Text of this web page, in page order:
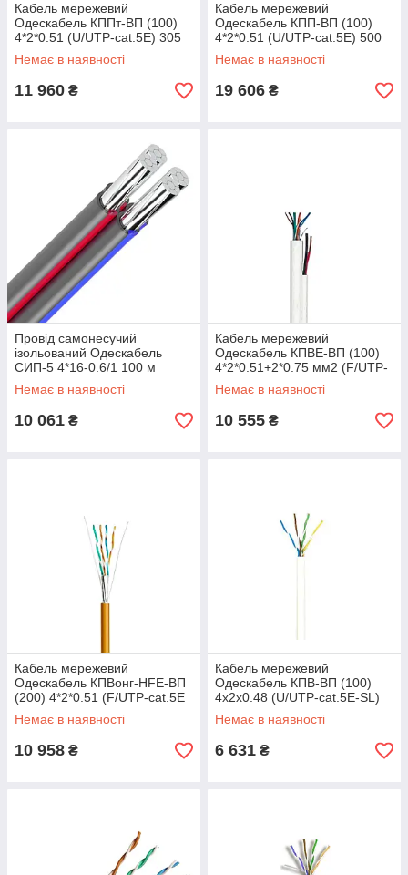
Кабель мережевий
Одескабель КППт-ВП (100)
4*2*0.51 (U/UTP-cat.5E) 305
м. Тип - UTP; Упаковка -
Бухта
Немає в наявності
11 960 ₴
Кабель мережевий
Одескабель КПП-ВП (100)
4*2*0.51 (U/UTP-cat.5E) 500
м UTP бухта вага 25.4 кг
Немає в наявності
19 606 ₴
Провід самонесучий
ізольований Одескабель
СИП-5 4*16-0.6/1 100 м
алюмінієва жила 0.6/1 кВ
Немає в наявності
10 061 ₴
Кабель мережевий
Одескабель КПВЕ-ВП (100)
4*2*0.51+2*0.75 мм2 (F/UTP-
cat.5Е) 305 м 4-х парний 20.6
кг
Немає в наявності
10 555 ₴
Кабель мережевий
Одескабель КПВонг-HFЕ-ВП
(200) 4*2*0.51 (F/UTP-cat.5E
LSOH) 305 м тип - FTP
упаковка - бухта
Немає в наявності
10 958 ₴
Кабель мережевий
Одескабель КПВ-ВП (100)
4х2х0.48 (U/UTP-cat.5E-SL)
305 м Тип - UTP Упаковка -
Бухта
Немає в наявності
6 631 ₴